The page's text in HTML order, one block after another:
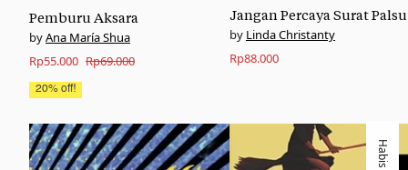
Pemburu Aksara
Ana María Shua
Rp69.000
Original
price
Rp69.000.
Rp55.000
Current
price
Rp55.000.
20% off!
Jangan Percaya Surat Palsu
Linda Christanty
Rp88.000
Habis